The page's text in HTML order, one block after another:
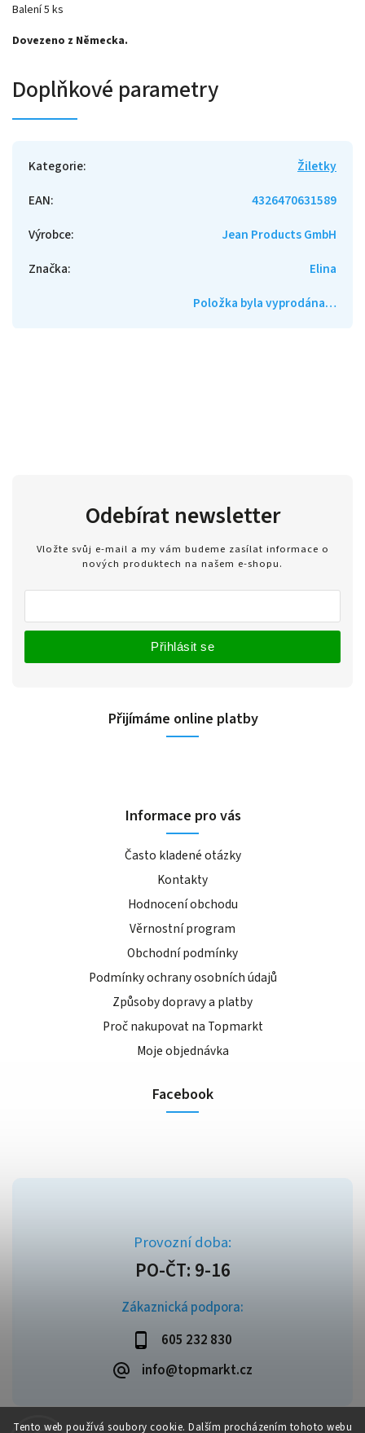
Tento web používá soubory cookie. Dalším procházením tohoto webu
Balení 5 ks
Dovezeno z Německa.
Doplňkové parametry
Kategorie:
Žiletky
EAN:
4326470631589
Výrobce:
Jean Products GmbH
Značka:
Elina
Položka byla vyprodána…
Zákaznická podpora:
605 232 830
info@topmarkt.cz
Odebírat newsletter
Vložte svůj e-mail a my vám budeme zasílat informace o
nových produktech na našem e-shopu.
Přihlásit se
Přijímáme online platby
Informace pro vás
Často kladené otázky
Kontakty
Hodnocení obchodu
Věrnostní program
Obchodní podmínky
Podmínky ochrany osobních údajů
Způsoby dopravy a platby
Proč nakupovat na Topmarkt
Moje objednávka
Facebook